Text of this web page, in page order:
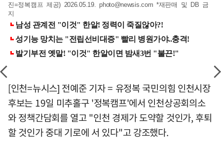
진=정복캠프 제공) 2026.05.19.photo@newsis.com *재판매 및 DB 금
지
[인천=뉴시스] 전예준 기자 = 유정복 국민의힘 인천시장
후보는 19일 미추홀구 '정복캠프'에서 인천상공회의소
와 정책간담회를 열고 "인천 경제가 도약할 것인가, 후퇴
할 것인가 중대 기로에 서 있다"고 강조했다.